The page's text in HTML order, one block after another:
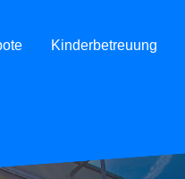
Kinderbetreuung